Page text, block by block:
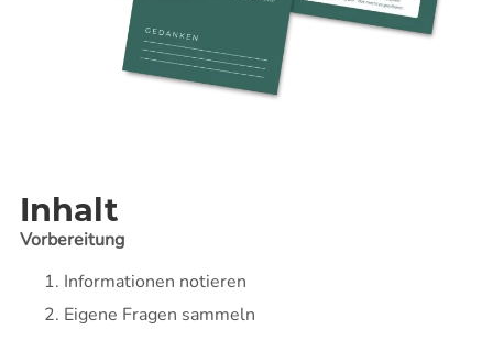
Inhalt
Vorbereitung
Informationen notieren
Eigene Fragen sammeln